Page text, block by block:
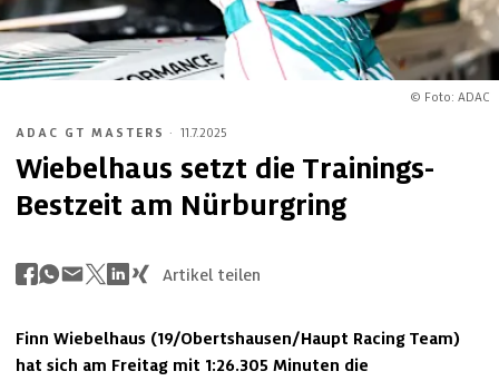
© Foto: ADAC
ADAC GT MASTERS · 11.7.2025
Wiebelhaus setzt die Trainings-
Bestzeit am Nürburgring
Artikel teilen
Finn Wiebelhaus (19/Obertshausen/Haupt Racing Team)
hat sich am Freitag mit 1:26.305 Minuten die